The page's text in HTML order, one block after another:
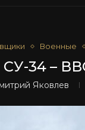
Военные
СУ-34 –
Яковлев